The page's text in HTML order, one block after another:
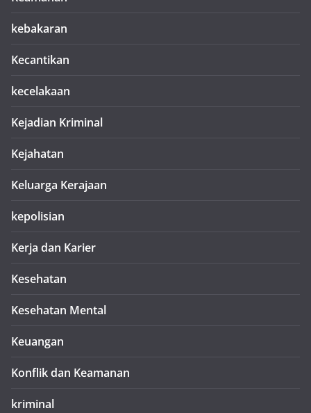
kebakaran
Kecantikan
kecelakaan
Kejadian Kriminal
Kejahatan
Keluarga Kerajaan
kepolisian
Kerja dan Karier
Kesehatan
Kesehatan Mental
Keuangan
Konflik dan Keamanan
kriminal